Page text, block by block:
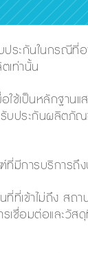
ระกันในกรณีที่
เท่านั้น
อใช้เป็นหลักฐ
ประกันผลิตภัณ
ที่มีการบริการถึง
ที่เข้าไม่ถึง สถ
ชื่อมต่อและวัสดุ